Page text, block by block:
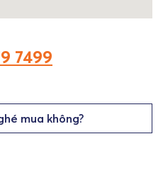
7499
mua không?